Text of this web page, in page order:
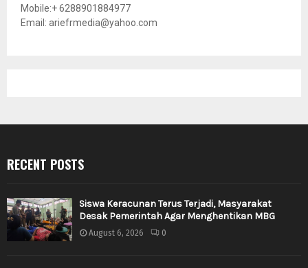
Mobile:+ 6288901884977
Email: ariefrmedia@yahoo.com
RECENT POSTS
Siswa Keracunan Terus Terjadi, Masyarakat
Desak Pemerintah Agar Menghentikan MBG
August 6, 2026 0